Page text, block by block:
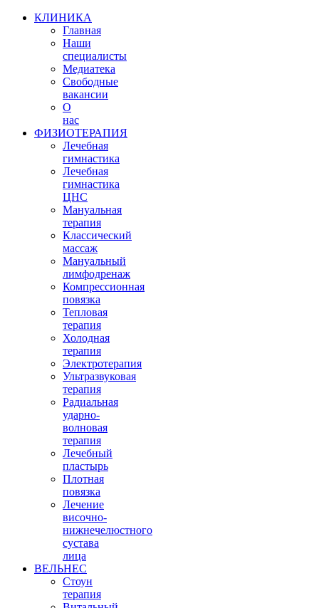
КЛИНИКА
Главная
Наши
специалисты
Медиатека
Свободные
вакансии
О
нас
ФИЗИОТЕРАПИЯ
Лечебная
гимнастика
Лечебная
гимнастика
ЦНС
Мануальная
терапия
Классический
массаж
Мануальный
лимфодренаж
Компрессионная
повязка
Тепловая
терапия
Холодная
терапия
Электротерапия
Ультразвуковая
терапия
Радиальная
ударно-
волновая
терапия
Лечебный
пластырь
Плотная
повязка
Лечение
височно-
нижнечелюстного
сустава
лица
ВЕЛЬНЕС
Стоун
терапия